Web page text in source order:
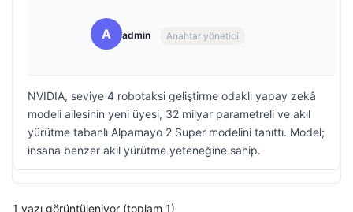
A admin Anahtar yönetici
NVIDIA, seviye 4 robotaksi geliştirme odaklı yapay zekâ
modeli ailesinin yeni üyesi, 32 milyar parametreli ve akıl
yürütme tabanlı Alpamayo 2 Super modelini tanıttı. Model;
insana benzer akıl yürütme yeteneğine sahip.
1 yazı görüntüleniyor (toplam 1)